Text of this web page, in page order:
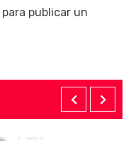
para publicar un